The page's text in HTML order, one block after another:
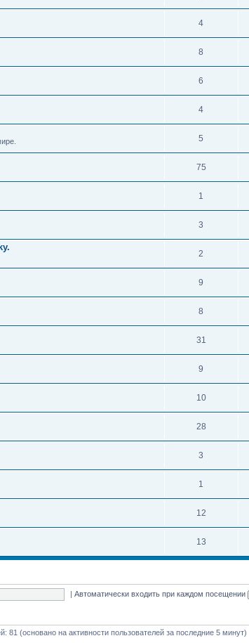
4
8
6
4
5
75
1
3
2
9
8
31
9
10
28
3
1
12
13
|Автоматически входить при каждом посещении
81 (основано на активности пользователей за последние 5 минут)